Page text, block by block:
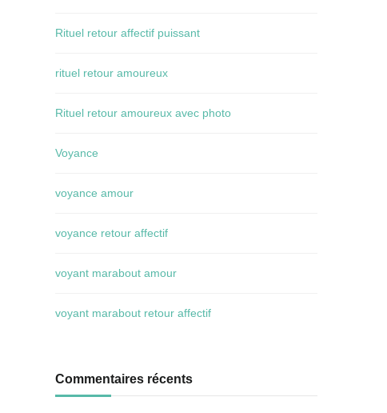
Rituel retour affectif puissant
rituel retour amoureux
Rituel retour amoureux avec photo
Voyance
voyance amour
voyance retour affectif
voyant marabout amour
voyant marabout retour affectif
Commentaires récents